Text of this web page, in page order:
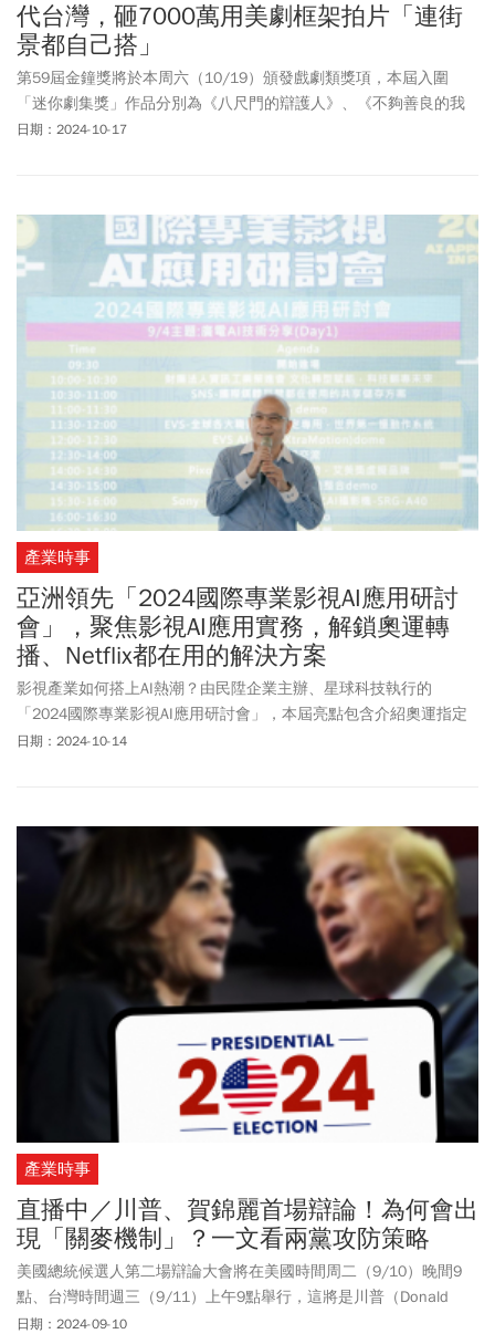
代台灣，砸7000萬用美劇框架拍片「連街
景都自己搭」
第59屆金鐘獎將於本周六（10/19）頒發戲劇類獎項，本屆入圍
「迷你劇集獎」作品分別為《八尺門的辯護人》、《不夠善良的我
們》、《商魂》、《愛愛內含光》、《鹽水大飯店》。其中，台灣
迷你劇集(電視電影)編劇獎、迷你劇集(電視電影)男配角獎、戲劇類
節目美術設計獎、戲劇類節目造型設計獎以及戲劇類節目視覺特效
獎等技術獎。看似艱深的時代題材，為何能打動台灣觀眾的心？
《商魂》製作人、大聲創意監製高瑞陽，是該劇一步步成型的重要
推手，此次接受《今周刊》專訪，暢談從無到有的心路歷程。
日期：2024-10-17
產業時事
亞洲領先「2024國際專業影視AI應用研討
會」，聚焦影視AI應用實務，解鎖奧運轉
播、Netflix都在用的解決方案
影視產業如何搭上AI熱潮？由民陞企業主辦、星球科技執行的
「2024國際專業影視AI應用研討會」，本屆亮點包含介紹奧運指定
專用慢動作重播品牌EVS，及蘋果開發者大會（WWDC）、Netflix、
日期：2024-10-14
產業時事
直播中／川普、賀錦麗首場辯論！為何會出
現「關麥機制」？一文看兩黨攻防策略
美國總統候選人第二場辯論大會將在美國時間周二（9/10）晚間9
點、台灣時間週三（9/11）上午9點舉行，這將是川普（Donald
Trump）與賀錦麗（Kamala Harris）的首次對決。該場辯論將在美國
日期：2024-09-10